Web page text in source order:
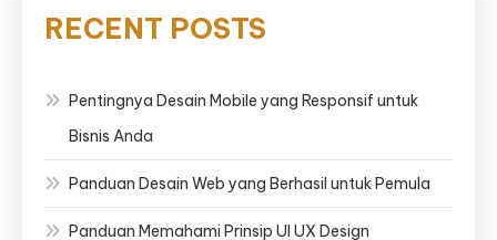
RECENT POSTS
Pentingnya Desain Mobile yang Responsif untuk
Bisnis Anda
Panduan Desain Web yang Berhasil untuk Pemula
Panduan Memahami Prinsip UI UX Design